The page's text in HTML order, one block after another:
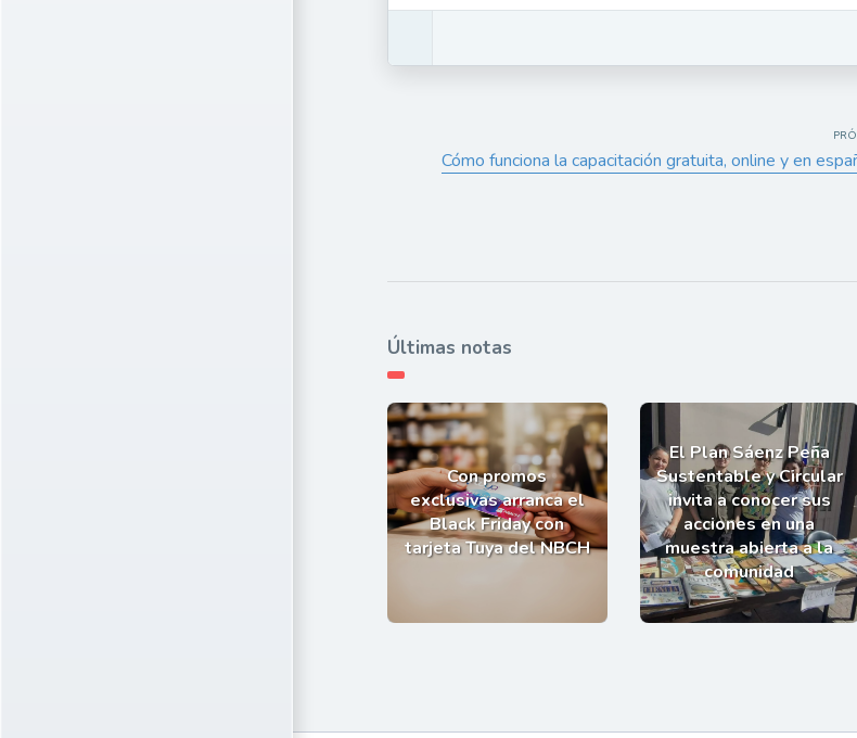
Cómo funciona la capacitación gratuita, online y en
Últimas notas
Con promos
exclusivas arranca el
Black Friday con
tarjeta Tuya del NBCH
El Plan Sáenz Peña
Sustentable y Circular
invita a conocer sus
acciones en una
muestra abierta a la
comunidad